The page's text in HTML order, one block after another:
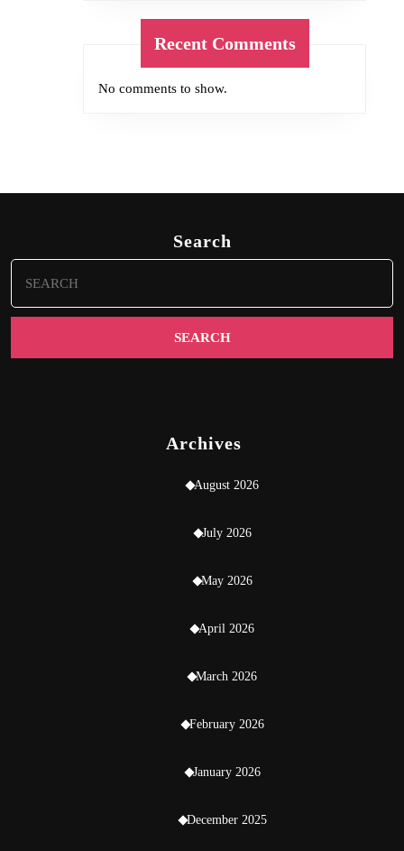
Recent Comments
No comments to show.
Search
for:
Archives
August 2026
July 2026
May 2026
April 2026
March 2026
February 2026
January 2026
December 2025